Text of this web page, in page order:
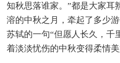
知秋思落谁家。”都是大家耳
溶的中秋之月，牵起了多少
苏轼的一句“但愿人长久，千
着淡淡忧伤的中秋变得柔情美